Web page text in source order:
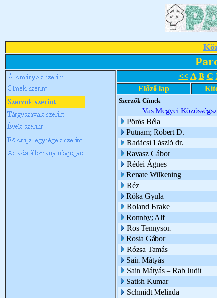
<< A B C
Előző lap
Szerzők Címek
Vas Megyei
Pörös Béla
Putnam; Robert D.
Radácsi László dr.
Ravasz Gábor
Rédei Ágnes
Renate Wilkening
Réz
Róka Gyula
Roland Brake
Ronnby; Alf
Ros Tennyson
Rosta Gábor
Rózsa Tamás
Sain Mátyás
Sain Mátyás – Rab Judit
Satish Kumar
Schmidt Melinda